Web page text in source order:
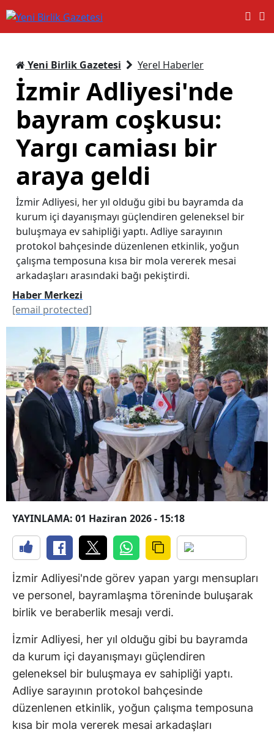
Yeni Birlik Gazetesi Yerel Haberler
İzmir Adliyesi'nde
bayram coşkusu:
Yargı camiası bir
araya geldi
İzmir Adliyesi, her yıl olduğu gibi bu bayramda da
kurum içi dayanışmayı güçlendiren geleneksel bir
buluşmaya ev sahipliği yaptı. Adliye sarayının
protokol bahçesinde düzenlenen etkinlik, yoğun
çalışma temposuna kısa bir mola vererek mesai
arkadaşları arasındaki bağı pekiştirdi.
Haber Merkezi
[email protected]
YAYINLAMA: 01 Haziran 2026 - 15:18
İzmir Adliyesi'nde görev yapan yargı mensupları
ve personel, bayramlaşma töreninde buluşarak
birlik ve beraberlik mesajı verdi.
İzmir Adliyesi, her yıl olduğu gibi bu bayramda
da kurum içi dayanışmayı güçlendiren
geleneksel bir buluşmaya ev sahipliği yaptı.
Adliye sarayının protokol bahçesinde
düzenlenen etkinlik, yoğun çalışma temposuna
kısa bir mola vererek mesai arkadaşları